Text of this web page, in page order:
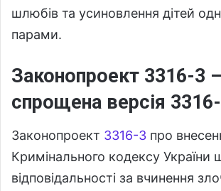
шлюбів та усиновлення дітей
парами.
Законопроект 3316-3 –
спрощена версія
Законопроект 3316-3 про
Кримінального кодексу України
відповідальності за вчинення